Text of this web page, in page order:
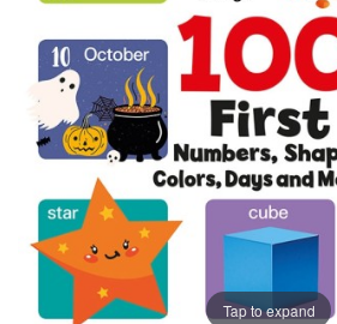
Tap to expand